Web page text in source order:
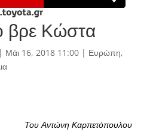
βρε Κώστα
| Μάι 16, 2018 11:00| Ευρώπη,
Του Αντώνη Καρπετόπουλου